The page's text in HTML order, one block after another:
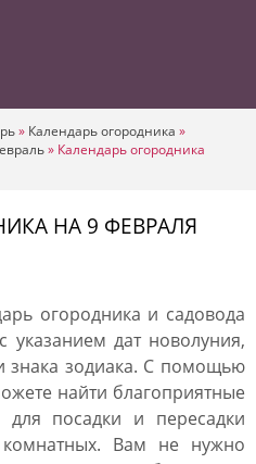
» Календарь огородника »
» Календарь огородника
НА 9 ФЕВРАЛЯ
огородника и садовода
указанием дат новолуния,
знака зодиака. С помощью
найти благоприятные
посадки и пересадки
Вам не нужно